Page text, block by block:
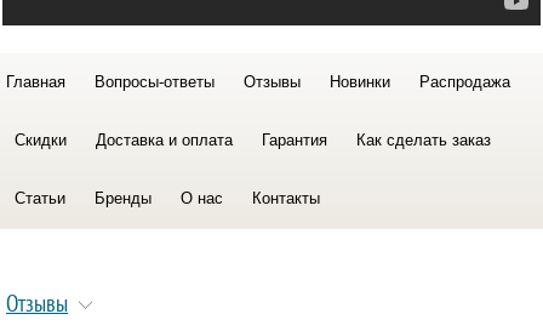
Главная Вопросы-ответы Отзывы Новинки Распродажа
Скидки Доставка и оплата Гарантия Как сделать заказ
Статьи Бренды О нас Контакты
Отзывы